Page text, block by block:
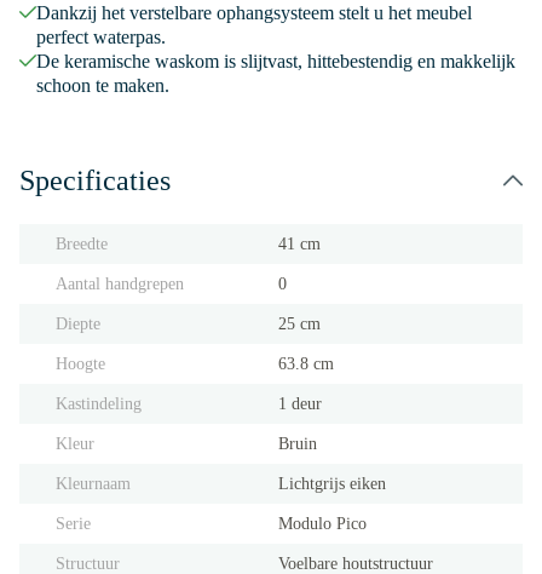
Dankzij het verstelbare ophangsysteem stelt u het meubel
perfect waterpas.
De keramische waskom is slijtvast, hittebestendig en makkelijk
schoon te maken.
Specificaties
Breedte 41 cm
Aantal handgrepen 0
Diepte 25 cm
Hoogte 63.8 cm
Kastindeling 1 deur
Kleur Bruin
Kleurnaam Lichtgrijs eiken
Serie Modulo Pico
Structuur Voelbare houtstructuur